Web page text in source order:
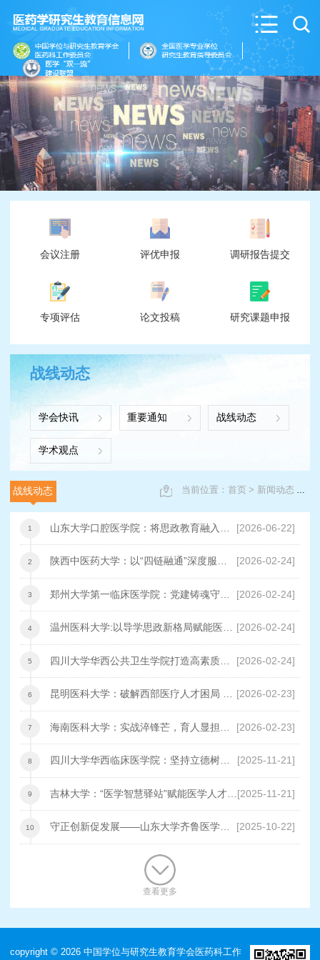
会议注册 评优申报 调研报告提交
专项评估 论文投稿 研究课题申报
战线动态
学会快讯 重要通知 战线动态
学术观点
战线动态 当前位置：首页 新闻动态
1 [2026-06-22]
山东大学口腔医学院：将思政教育融入临
床实践
2 [2026-02-24]
陕西中医药大学：以“四链融通”深度服务
区域经济社会发展
3 [2026-02-24]
郑州大学第一临床医学院：党建铸魂守初
心 创新赋能育良医
4 [2026-02-24]
温州医科大学:以导学思政新格局赋能医学
研究生培养
5 [2026-02-24]
四川大学华西公共卫生学院打造高素质复
合型“医防管”公卫人才培养新模式
6 [2026-02-23]
昆明医科大学：破解西部医疗人才困局 构
建精准培养新范式
7 [2026-02-23]
海南医科大学：实战淬锋芒，育人显担当
——一附院抢救心跳骤停患者 彰显研究生
教育实效
8 [2025-11-21]
四川大学华西临床医学院：坚持立德树人
重构医学研究生培养体系
9 [2025-11-21]
吉林大学：“医学智慧驿站”赋能医学人才培
养
10 [2025-10-22]
守正创新促发展——山东大学齐鲁医学建
查看更多
copyright © 2026 中国学位与研究生教育学会医药科工作